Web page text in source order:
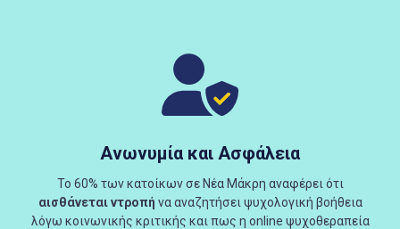
Ανωνυμία και Ασφάλεια
Το 60% των κατοίκων σε Νέα Μάκρη αναφέρει ότι
αισθάνεται ντροπή να αναζητήσει ψυχολογική βοήθεια
λόγω κοινωνικής κριτικής και πως η online ψυχοθεραπεία